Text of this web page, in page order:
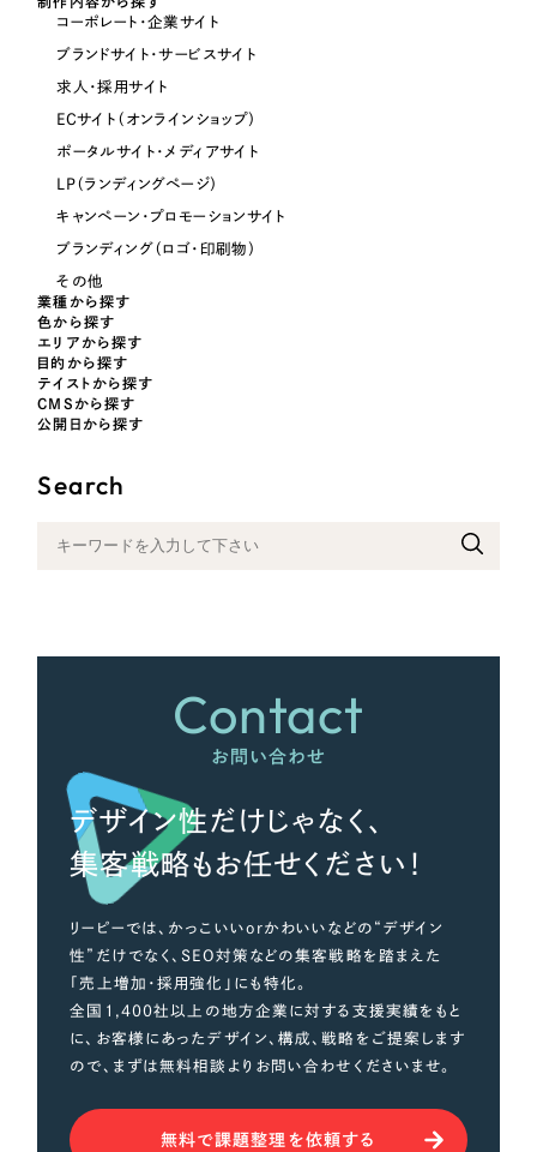
オレンジ・橙色
パープル・紫色
ピンク・桃色
カラフル・多色
その他
コーポレート・企業サイト
ブランドサイト・サービスサイト
求人・採用サイト
ECサイト（オンラインショップ）
ポータルサイト・メディアサイト
LP（ランディングページ）
キャンペーン・プロモーションサイト
ブランディング（ロゴ・印刷物）
その他
業種から探す
色から探す
エリアから探す
目的から探す
テイストから探す
CMSから探す
公開日から探す
Search
Contact
お問い合わせ
デザイン性だけじゃなく、
集客戦略もお任せください！
リーピーでは、かっこいいorかわいいなどの“デザイン
性”だけでなく、SEO対策などの集客戦略を踏まえた
「売上増加・採用強化」にも特化。
全国1,400社以上の地方企業に対する支援実績をもと
に、お客様にあったデザイン、構成、戦略をご提案します
ので、まずは無料相談よりお問い合わせくださいませ。
無料で課題整理を依頼する